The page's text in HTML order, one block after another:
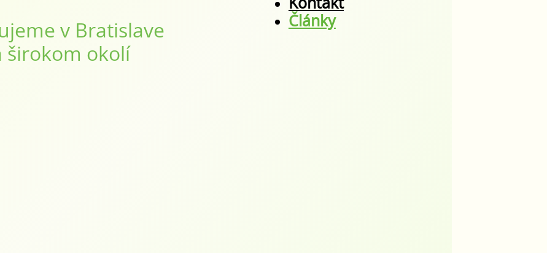
v Bratislave
širokom okolí
Kontakt
Články